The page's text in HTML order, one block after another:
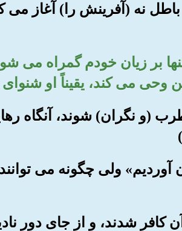
باطل نه (آفرینش را) آغاز می
بر زیان خودم گمراه می
وحی می کند، یقیناً او
(و نگران) شوند، آنگاه
آوردیم» ولی چگونه می
آن کافر شدند، و از جای دور